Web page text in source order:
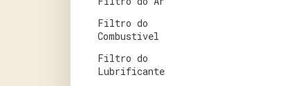
Filtro do
Combustivel
Filtro do
Lubrificante